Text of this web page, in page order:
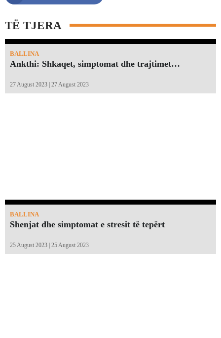
TË TJERA
BALLINA
Ankthi: Shkaqet, simptomat dhe trajtimet…
27 August 2023 | 27 August 2023
BALLINA
Shenjat dhe simptomat e stresit të tepërt
25 August 2023 | 25 August 2023